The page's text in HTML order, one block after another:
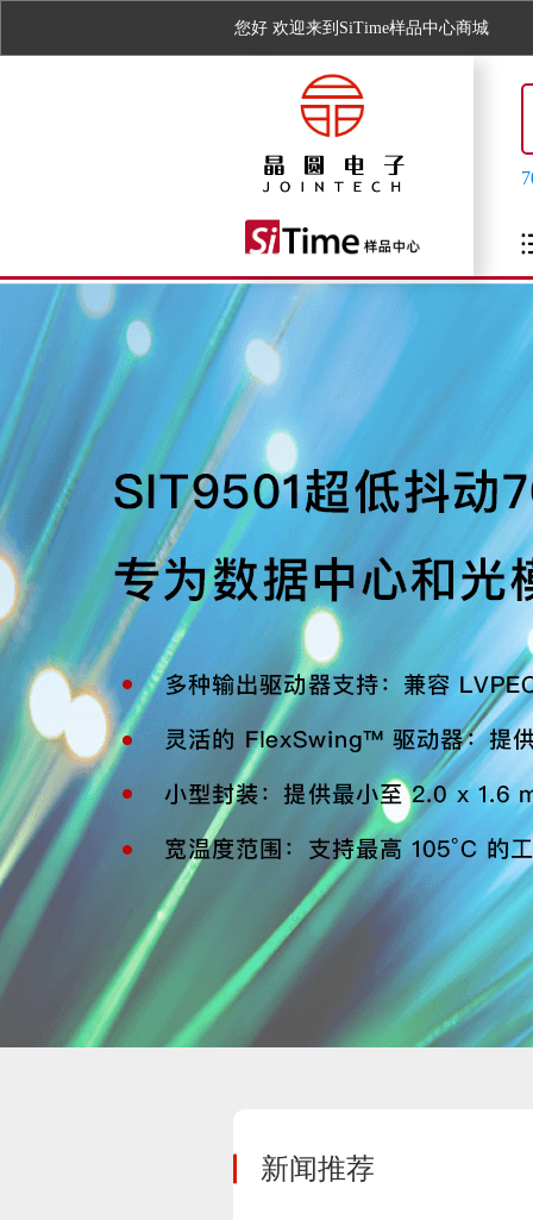
您好 欢迎来到SiTime样品中心商城
新闻推荐